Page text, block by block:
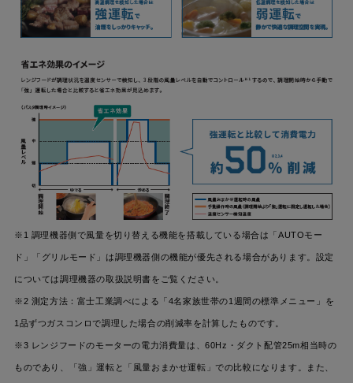
※1 調理機器側で風量を切り替える機能を搭載している場合は「AUTOモー
ド」「グリルモード」は調理機器側の機能が優先される場合があります。設定
については調理機器の取扱説明書をご覧ください。
※2 測定方法：富士工業調べによる「4名家族世帯の1週間の標準メニュー」を
1品ずつガスコンロで調理した場合の削減率を計算したものです。
※3 レンジフードのモーターの電力消費量は、60Hz・ダクト配管25m相当時の
ものであり、「強」運転と「風量おまかせ運転」での比較になります。また、